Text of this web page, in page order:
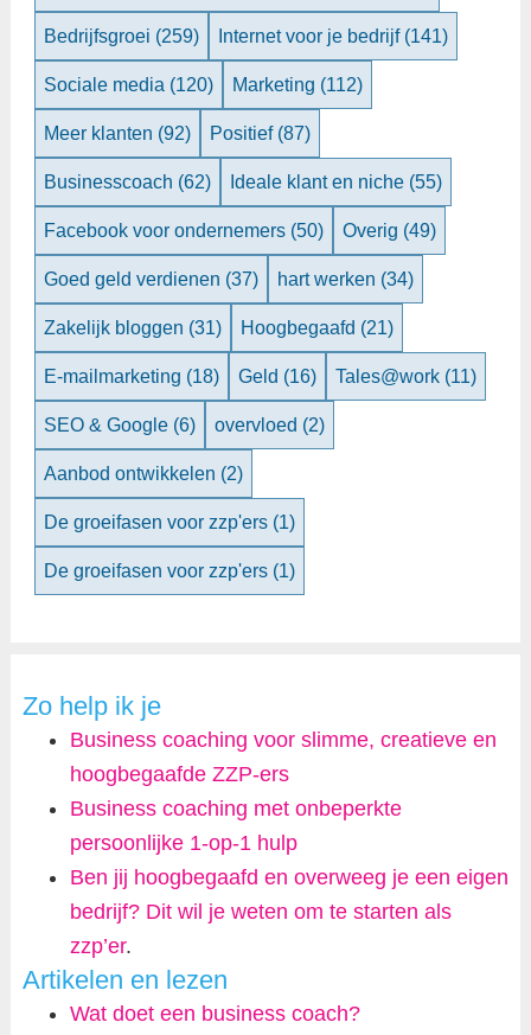
Bedrijfsgroei (259) Internet voor je bedrijf (141)
Sociale media (120) Marketing (112)
Meer klanten (92) Positief (87)
Businesscoach (62) Ideale klant en niche (55)
Facebook voor ondernemers (50) Overig (49)
Goed geld verdienen (37) hart werken (34)
Zakelijk bloggen (31) Hoogbegaafd (21)
E-mailmarketing (18) Geld (16) Tales@work (11)
SEO & Google (6) overvloed (2)
Aanbod ontwikkelen (2)
De groeifasen voor zzp'ers (1)
De groeifasen voor zzp'ers (1)
Zo help ik je
Business coaching voor slimme, creatieve en
hoogbegaafde ZZP-ers
Business coaching met onbeperkte
persoonlijke 1-op-1 hulp
Ben jij hoogbegaafd en overweeg je een eigen
bedrijf? Dit wil je weten om te starten als
zzp’er.
Artikelen en lezen
Wat doet een business coach?